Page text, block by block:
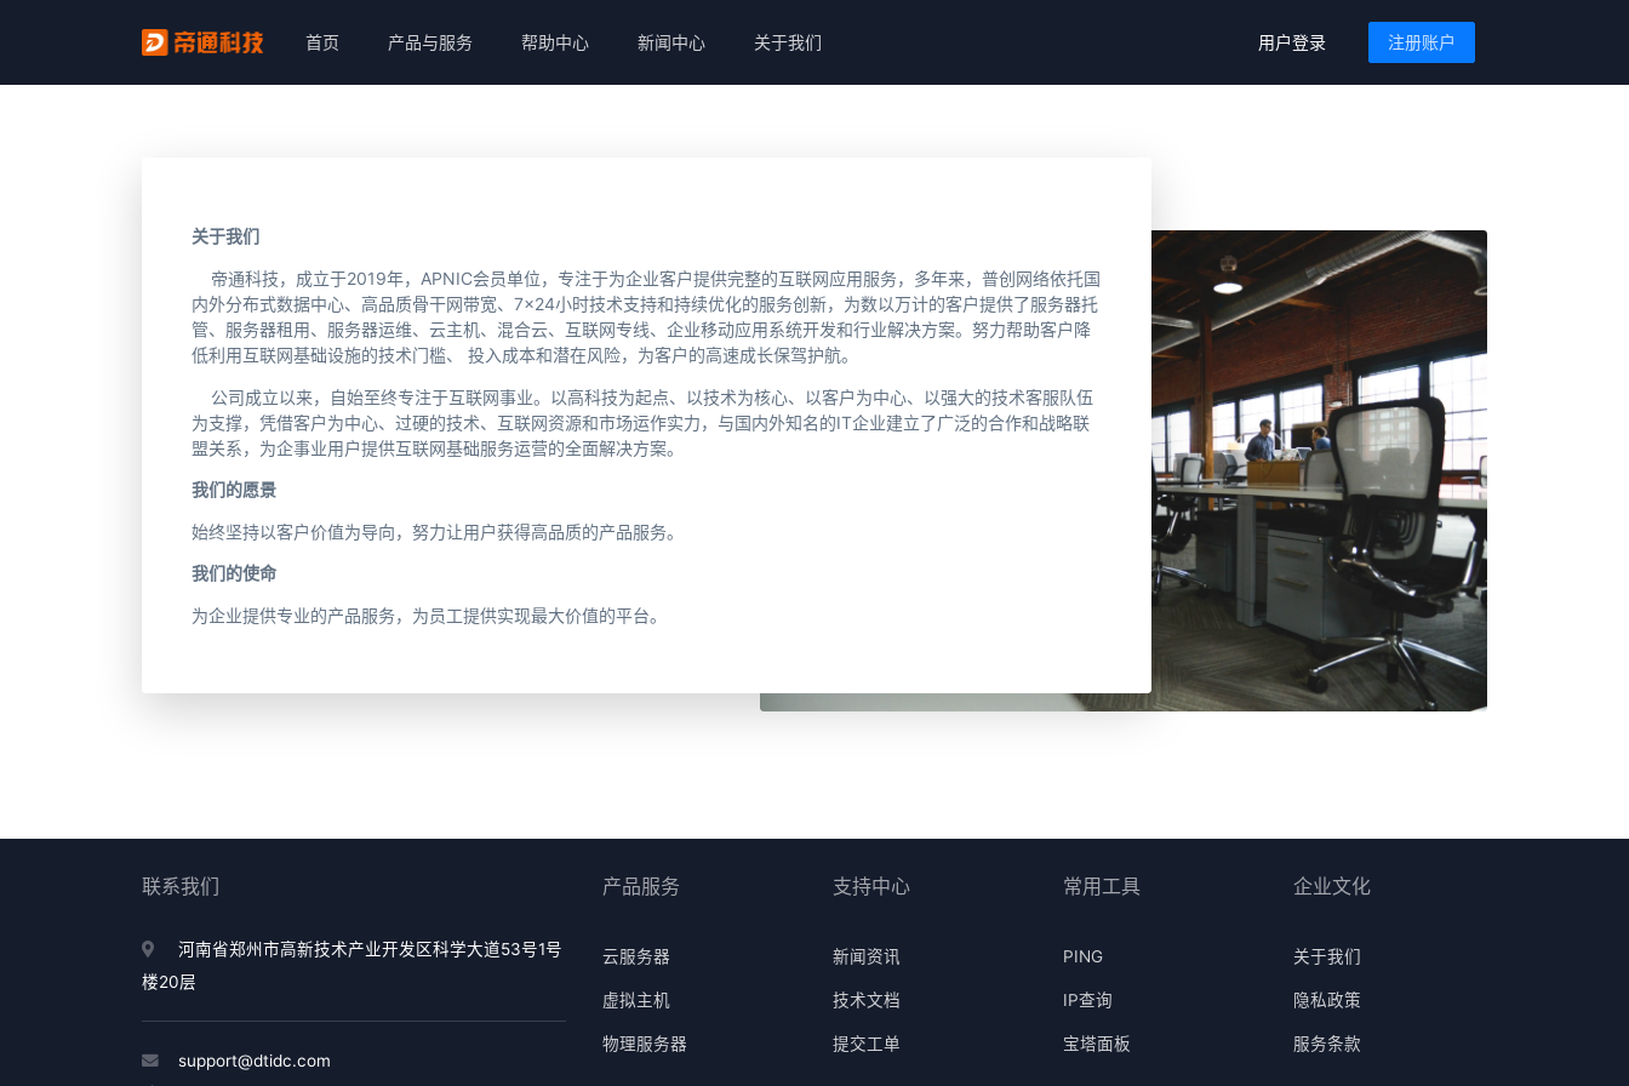
首页 产品与服务 帮助中心 新闻中心 关于我们 用户登录 注册账户
关于我们
帝通科技，成立于2019年，APNIC会员单位，专注于为企业客户提供完整的互联网应用服务，多年来，普创网络依托国
内外分布式数据中心、高品质骨干网带宽、7×24小时技术支持和持续优化的服务创新，为数以万计的客户提供了服务器托
管、服务器租用、服务器运维、云主机、混合云、互联网专线、企业移动应用系统开发和行业解决方案。努力帮助客户降
低利用互联网基础设施的技术门槛、 投入成本和潜在风险，为客户的高速成长保驾护航。
公司成立以来，自始至终专注于互联网事业。以高科技为起点、以技术为核心、以客户为中心、以强大的技术客服队伍
为支撑，凭借客户为中心、过硬的技术、互联网资源和市场运作实力，与国内外知名的IT企业建立了广泛的合作和战略联
盟关系，为企事业用户提供互联网基础服务运营的全面解决方案。
我们的愿景
始终坚持以客户价值为导向，努力让用户获得高品质的产品服务。
我们的使命
为企业提供专业的产品服务，为员工提供实现最大价值的平台。
联系我们
河南省郑州市高新技术产业开发区科学大道53号1号
楼20层
support@dtidc.com
产品服务
云服务器
虚拟主机
物理服务器
支持中心
新闻资讯
技术文档
提交工单
常用工具
PING
IP查询
宝塔面板
企业文化
关于我们
隐私政策
服务条款